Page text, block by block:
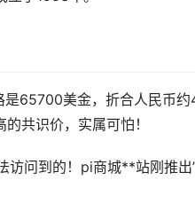
65700美金，折合人民币
共识价，实属可怕！
问到的！pi商城**站刚推出